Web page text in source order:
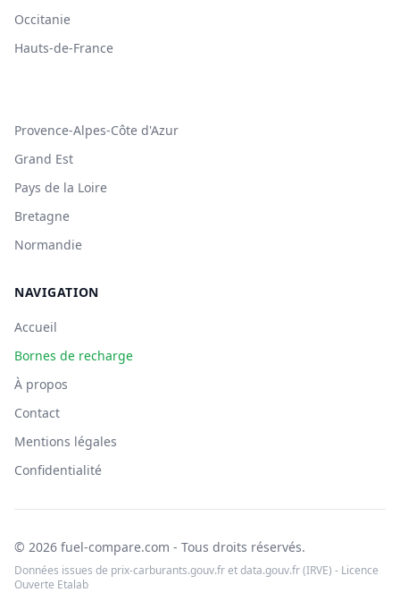
Occitanie
Hauts-de-France
Provence-Alpes-Côte d'Azur
Grand Est
Pays de la Loire
Bretagne
Normandie
NAVIGATION
Accueil
Bornes de recharge
À propos
Contact
Mentions légales
Confidentialité
© 2026 fuel-compare.com - Tous droits réservés.
Données issues de prix-carburants.gouv.fr et data.gouv.fr (IRVE) - Licence
Ouverte Etalab